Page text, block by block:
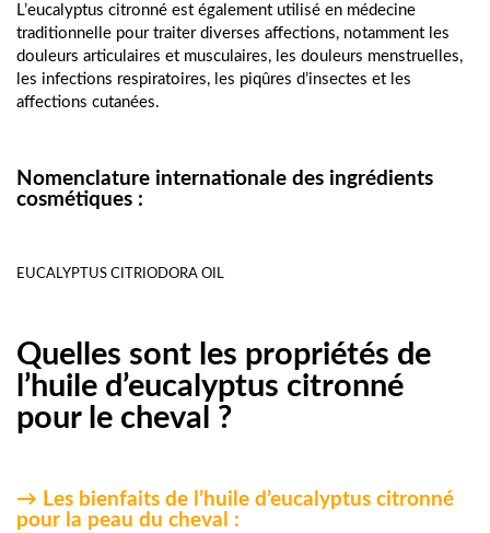
L’eucalyptus citronné est également utilisé en médecine
traditionnelle pour traiter diverses affections, notamment les
douleurs articulaires et musculaires, les douleurs menstruelles,
les infections respiratoires, les piqûres d’insectes et les
affections cutanées.
Nomenclature internationale des ingrédients
cosmétiques :
EUCALYPTUS CITRIODORA OIL
Quelles sont les propriétés de
l’huile d’eucalyptus citronné
pour le cheval ?
→ Les bienfaits de l’huile d’eucalyptus citronné
pour la peau du cheval :